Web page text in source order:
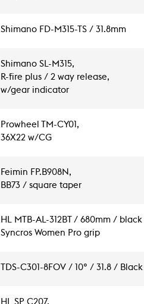
Shimano FD-M315-TS / 31.8mm
Shimano SL-M315,
R-fire plus / 2 way release,
w/gear indicator
Prowheel TM-CY01,
36X22 w/CG
Feimin FP.B908N,
BB73 / square taper
HL MTB-AL-312BT / 680mm /
Syncros Women Pro grip
TDS-C301-8FOV / 10° / 31.8 / Black
HL SP C207,